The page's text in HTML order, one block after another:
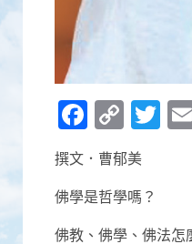
Link
撰文．曹郁美
佛學是哲學嗎？
佛教、佛學、佛法怎